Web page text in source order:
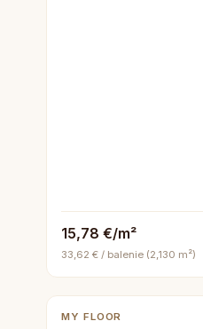
15,78 €/m²
33,62 € / balenie (2,130 m²)
MY FLOOR